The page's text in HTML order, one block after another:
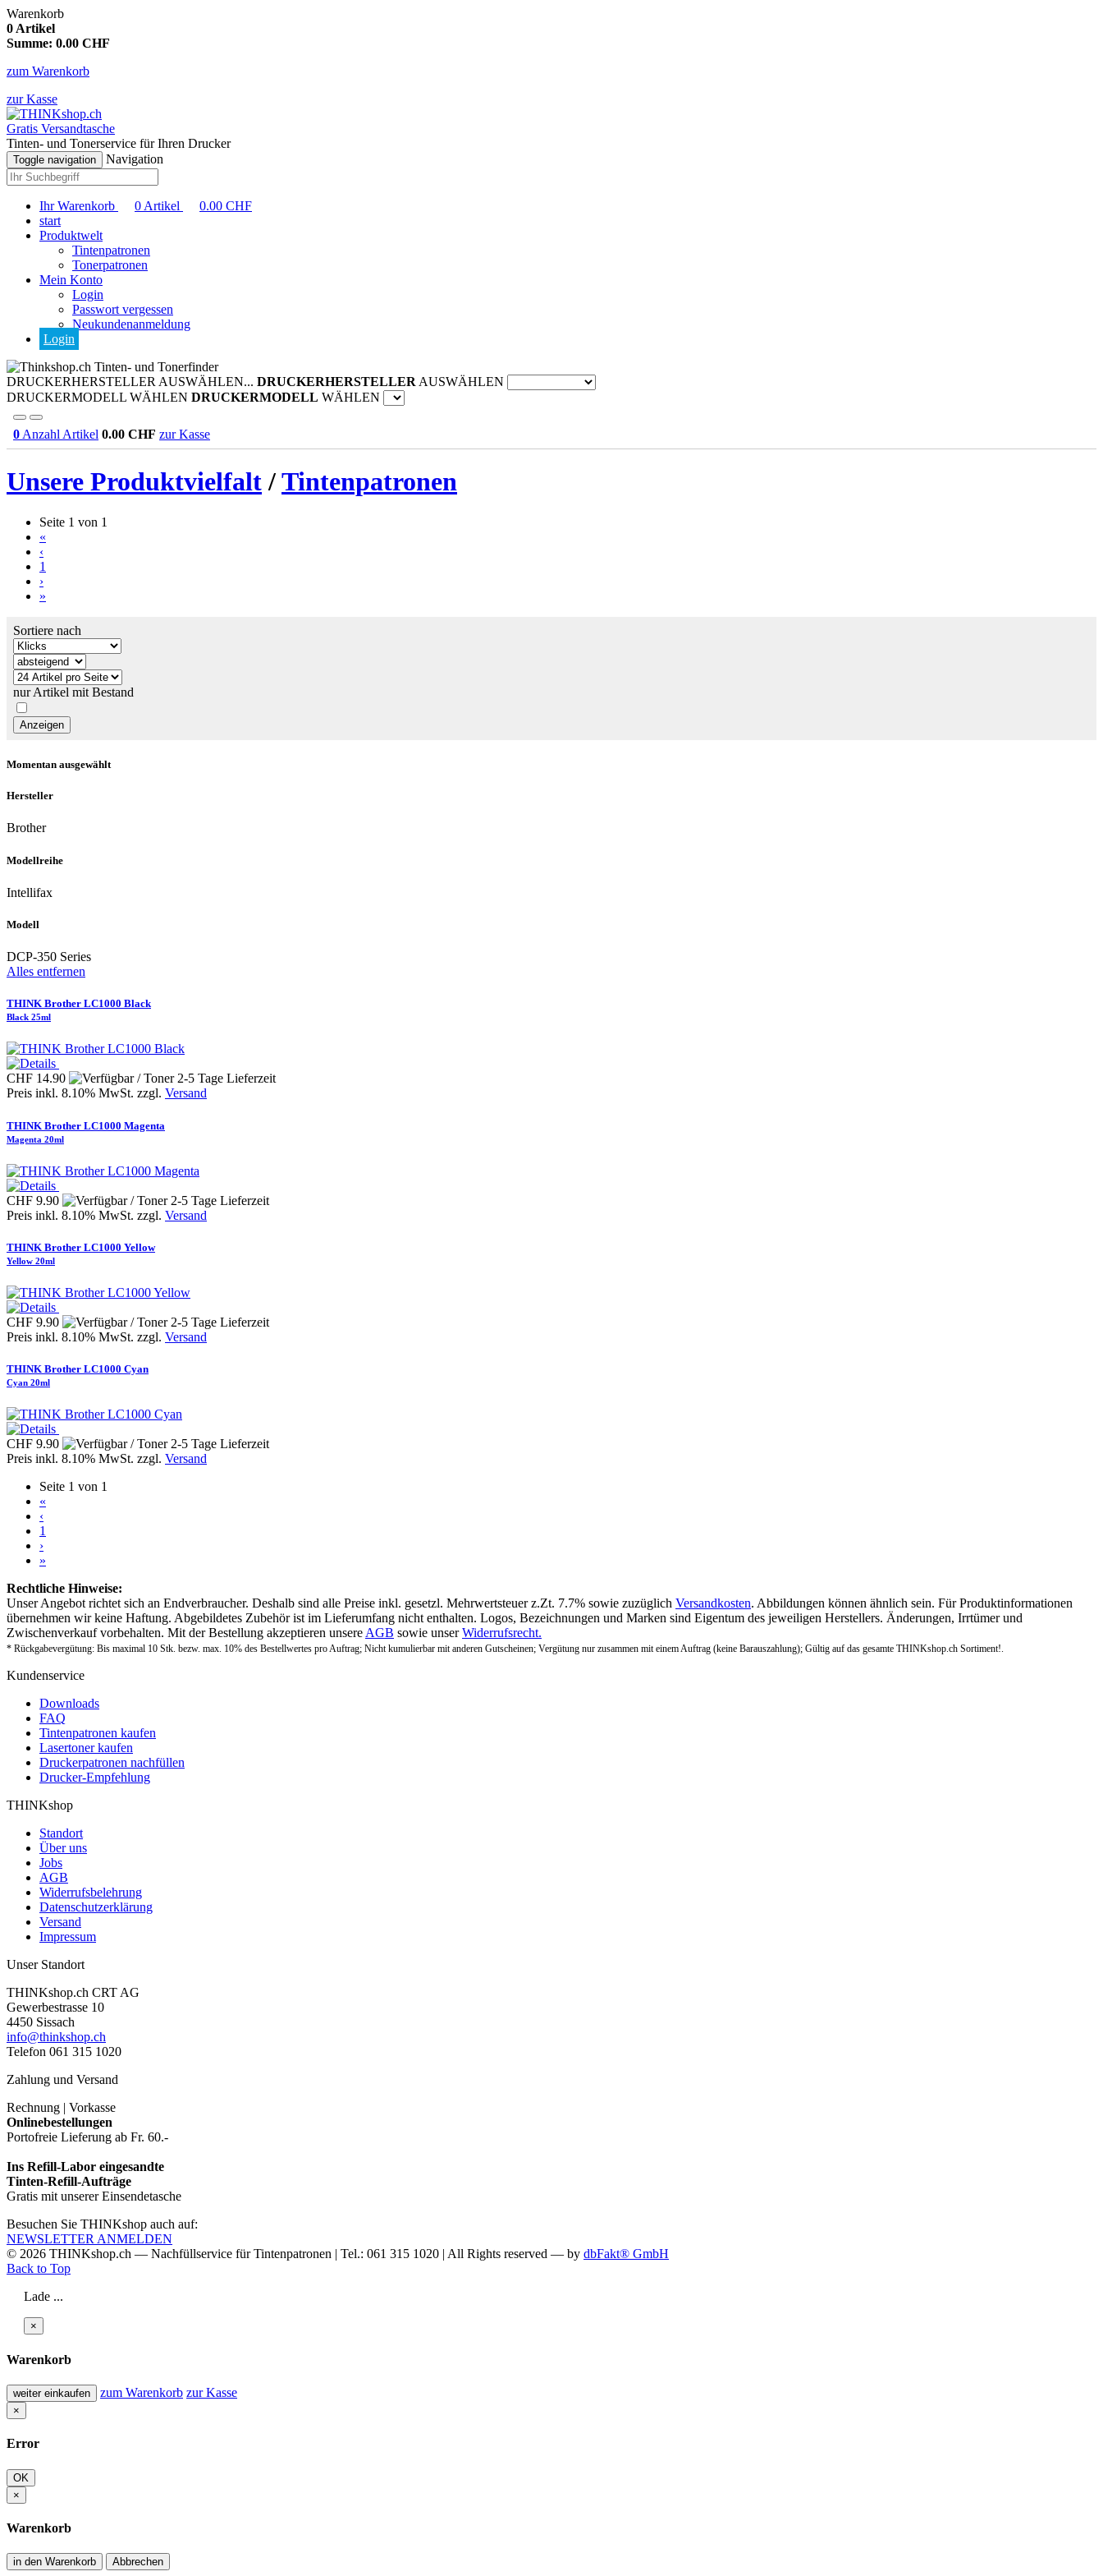
Warenkorb
0 Artikel
Summe: 0.00 CHF
zum Warenkorb
zur Kasse
Gratis Versandtasche
Tinten- und Tonerservice für Ihren Drucker
Toggle navigation Navigation
Ihr Warenkorb 0 Artikel 0.00 CHF
start
Produktwelt
Tintenpatronen
Tonerpatronen
Mein Konto
Login
Passwort vergessen
Neukundenanmeldung
Login
Tinten- und Tonerfinder
DRUCKERHERSTELLER AUSWÄHLEN... DRUCKERHERSTELLER AUSWÄHLEN
DRUCKERMODELL WÄHLEN DRUCKERMODELL WÄHLEN
0 Anzahl Artikel 0.00 CHF zur Kasse
Unsere Produktvielfalt/Tintenpatronen
Seite 1 von 1
«
‹
1
›
»
Sortiere nach
nur Artikel mit Bestand
Momentan ausgewählt
Hersteller
Brother
Modellreihe
Intellifax
Modell
DCP-350 Series
Alles entfernen
THINK Brother LC1000 Black
Black 25ml
CHF 14.90
Preis inkl. 8.10% MwSt. zzgl. Versand
THINK Brother LC1000 Magenta
Magenta 20ml
CHF 9.90
Preis inkl. 8.10% MwSt. zzgl. Versand
THINK Brother LC1000 Yellow
Yellow 20ml
CHF 9.90
Preis inkl. 8.10% MwSt. zzgl. Versand
THINK Brother LC1000 Cyan
Cyan 20ml
CHF 9.90
Preis inkl. 8.10% MwSt. zzgl. Versand
Seite 1 von 1
«
‹
1
›
»
Rechtliche Hinweise:
Unser Angebot richtet sich an Endverbraucher. Deshalb sind alle Preise inkl. gesetzl. Mehrwertsteuer z.Zt. 7.7% sowie zuzüglich Versandkosten. Abbildungen können ähnlich sein. Für Produktinformationen
übernehmen wir keine Haftung. Abgebildetes Zubehör ist im Lieferumfang nicht enthalten. Logos, Bezeichnungen und Marken sind Eigentum des jeweiligen Herstellers. Änderungen, Irrtümer und
Zwischenverkauf vorbehalten. Mit der Bestellung akzeptieren unsereAGB sowie unserWiderrufsrecht.
* Rückgabevergütung: Bis maximal 10 Stk. bezw. max. 10% des Bestellwertes pro Auftrag; Nicht kumulierbar mit anderen Gutscheinen; Vergütung nur zusammen mit einem Auftrag (keine Barauszahlung); Gültig auf das gesamte THINKshop.ch Sortiment!.
Kundenservice
Downloads
FAQ
Tintenpatronen kaufen
Lasertoner kaufen
Druckerpatronen nachfüllen
Drucker-Empfehlung
THINKshop
Standort
Über uns
Jobs
AGB
Widerrufsbelehrung
Datenschutzerklärung
Versand
Impressum
Unser Standort
THINKshop.ch CRT AG
Gewerbestrasse 10
4450 Sissach
info@thinkshop.ch
Telefon 061 315 1020
Zahlung und Versand
Rechnung | Vorkasse
Onlinebestellungen
Portofreie Lieferung ab Fr. 60.-
Ins Refill-Labor eingesandte
Tinten-Refill-Aufträge
Gratis mit unserer Einsendetasche
Besuchen Sie THINKshop auch auf:
NEWSLETTER ANMELDEN
© 2026 THINKshop.ch — Nachfüllservice fürTintenpatronen | Tel.: 061 315 1020 All Rights reserved — by dbFakt® GmbH
Back to Top
Lade ...
×
Warenkorb
weiter einkaufen zum Warenkorb zur Kasse
×
Error
OK
×
Warenkorb
in den Warenkorb Abbrechen